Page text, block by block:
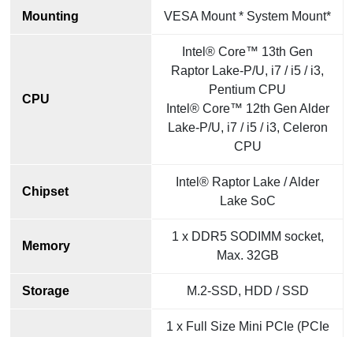
Mounting VESA Mount * System Mount*
CPU
Intel® Core™ 13th Gen
Raptor Lake-P/U, i7 / i5 / i3,
Pentium CPU
Intel® Core™ 12th Gen Alder
Lake-P/U, i7 / i5 / i3, Celeron
CPU
Chipset
Intel® Raptor Lake / Alder
Lake SoC
Memory
1 x DDR5 SODIMM socket,
Max. 32GB
Storage M.2-SSD, HDD / SSD
1 x Full Size Mini PCIe (PCIe